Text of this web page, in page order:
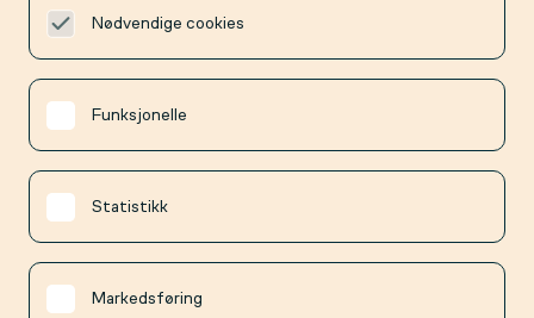
Nødvendige cookies
Funksjonelle
Statistikk
Markedsføring